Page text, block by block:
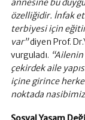
annesine bu
özelliğidir. İnfak
terbiyesi için
var”diyen Prof.
vurguladı.
çekirdek aile
içine girince
noktada